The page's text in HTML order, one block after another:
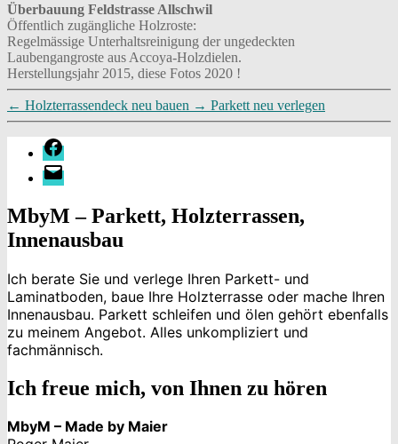
Überbauung Feldstrasse Allschwil
Öffentlich zugängliche Holzroste:
Regelmässige Unterhaltsreinigung der ungedeckten
Laubengangroste aus Accoya-Holzdielen.
Herstellungsjahr 2015, diese Fotos 2020 !
← Holzterrassendeck neu bauen → Parkett neu verlegen
Facebook
E-
Mail
MbyM – Parkett, Holzterrassen,
Innenausbau
Ich berate Sie und verlege Ihren Parkett- und
Laminatboden, baue Ihre Holzterrasse oder mache Ihren
Innenausbau. Parkett schleifen und ölen gehört ebenfalls
zu meinem Angebot. Alles unkompliziert und
fachmännisch.
Ich freue mich, von Ihnen zu hören
MbyM – Made by Maier